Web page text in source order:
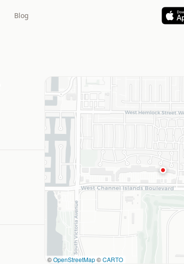
Blog
©OpenStreetMap©CARTO